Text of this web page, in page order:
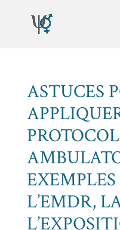
ASTUCES
L’EMDR,